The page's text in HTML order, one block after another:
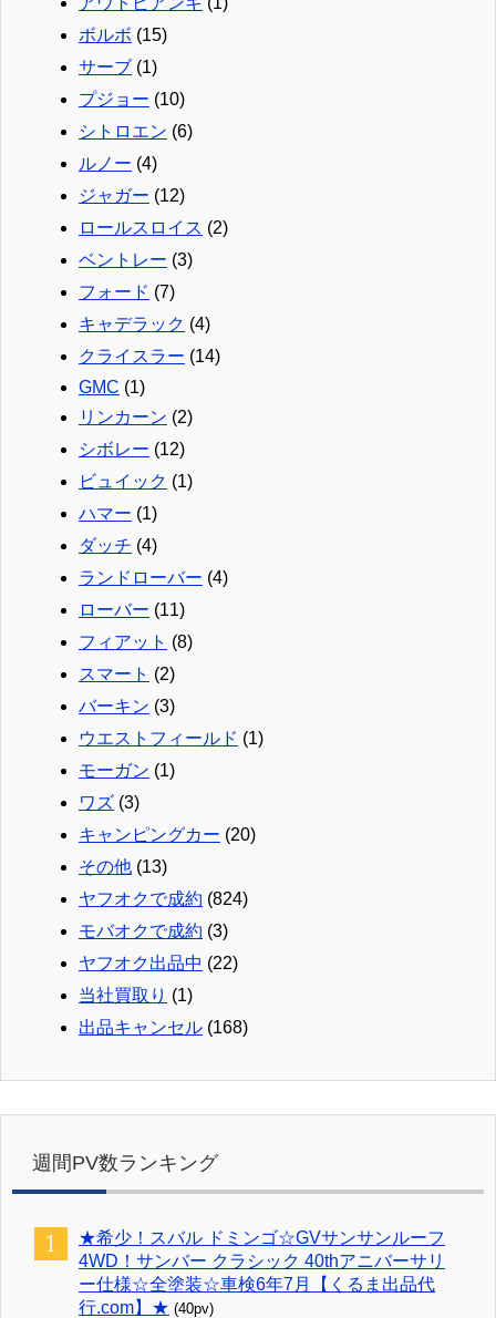
ボルボ (15)
サーブ (1)
プジョー (10)
シトロエン (6)
ルノー (4)
ジャガー (12)
ロールスロイス (2)
ベントレー (3)
フォード (7)
キャデラック (4)
クライスラー (14)
GMC (1)
リンカーン (2)
シボレー (12)
ビュイック (1)
ハマー (1)
ダッチ (4)
ランドローバー (4)
ローバー (11)
フィアット (8)
スマート (2)
バーキン (3)
ウエストフィールド (1)
モーガン (1)
ワズ (3)
キャンピングカー (20)
その他 (13)
ヤフオクで成約 (824)
モバオクで成約 (3)
ヤフオク出品中 (22)
当社買取り (1)
出品キャンセル (168)
週間PV数ランキング
★希少！スバル ドミンゴ☆GVサンサンルーフ
4WD！サンバー クラシック 40thアニバーサリ
ー仕様☆全塗装☆車検6年7月【くるま出品代
行.com】★ (40pv)